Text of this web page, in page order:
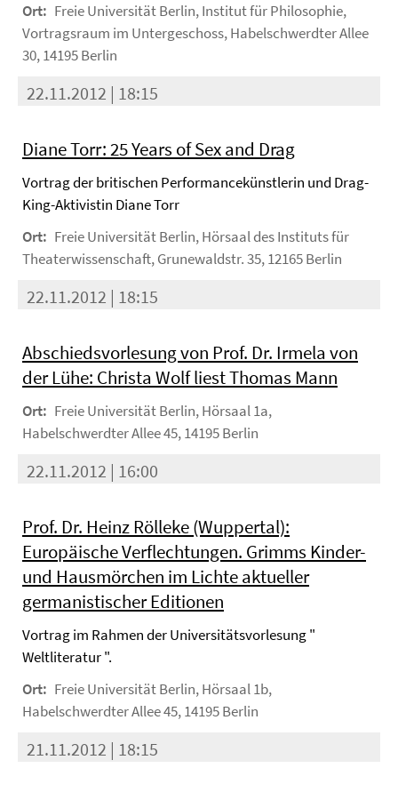
Ort: Freie Universität Berlin, Institut für Philosophie,
Vortragsraum im Untergeschoss, Habelschwerdter Allee
30, 14195 Berlin
22.11.2012 | 18:15
Diane Torr: 25 Years of Sex and Drag
Vortrag der britischen Performancekünstlerin und Drag-
King-Aktivistin Diane Torr
Ort: Freie Universität Berlin, Hörsaal des Instituts für
Theaterwissenschaft, Grunewaldstr. 35, 12165 Berlin
22.11.2012 | 18:15
Abschiedsvorlesung von Prof. Dr. Irmela von
der Lühe: Christa Wolf liest Thomas Mann
Ort: Freie Universität Berlin, Hörsaal 1a,
Habelschwerdter Allee 45, 14195 Berlin
22.11.2012 | 16:00
Prof. Dr. Heinz Rölleke (Wuppertal):
Europäische Verflechtungen. Grimms Kinder-
und Hausmörchen im Lichte aktueller
germanistischer Editionen
Vortrag im Rahmen der Universitätsvorlesung "
Weltliteratur ".
Ort: Freie Universität Berlin, Hörsaal 1b,
Habelschwerdter Allee 45, 14195 Berlin
21.11.2012 | 18:15